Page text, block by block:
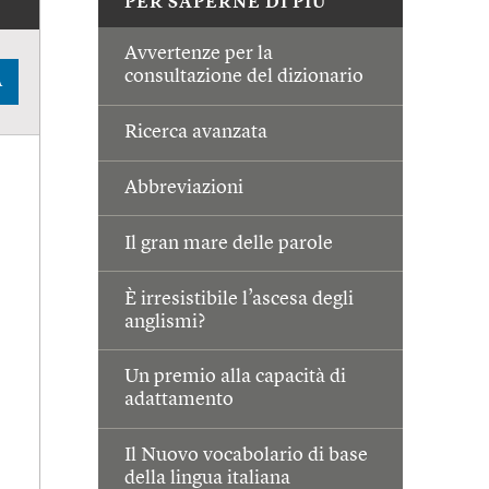
Avvertenze per la
consultazione del dizionario
Ricerca avanzata
Abbreviazioni
Il gran mare delle parole
È irresistibile l’ascesa degli
anglismi?
Un premio alla capacità di
adattamento
Il Nuovo vocabolario di base
della lingua italiana